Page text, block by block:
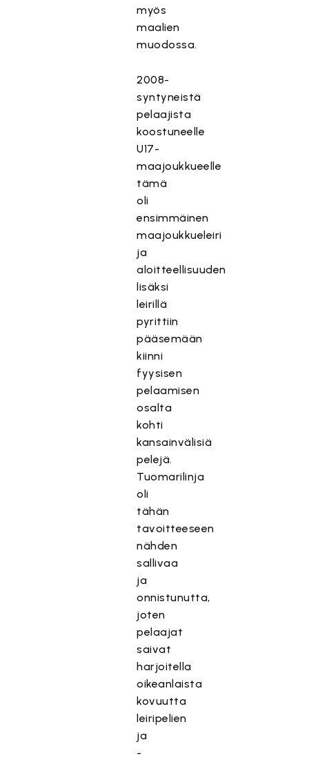
myös
maalien
muodossa.
2008-
syntyneistä
pelaajista
koostuneelle
U17-
maajoukkueelle
tämä
oli
ensimmäinen
maajoukkueleiri
ja
aloitteellisuuden
lisäksi
leirillä
pyrittiin
pääsemään
kiinni
fyysisen
pelaamisen
osalta
kohti
kansainvälisiä
pelejä.
Tuomarilinja
oli
tähän
tavoitteeseen
nähden
sallivaa
ja
onnistunutta,
joten
pelaajat
saivat
harjoitella
oikeanlaista
kovuutta
leiripelien
ja
-